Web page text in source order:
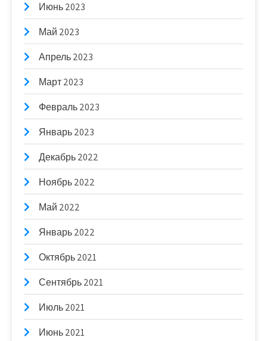
Июнь 2023
Май 2023
Апрель 2023
Март 2023
Февраль 2023
Январь 2023
Декабрь 2022
Ноябрь 2022
Май 2022
Январь 2022
Октябрь 2021
Сентябрь 2021
Июль 2021
Июнь 2021